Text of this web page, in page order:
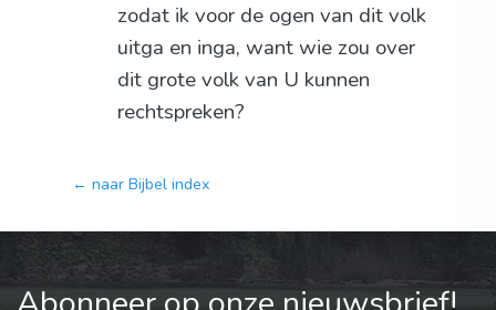
zodat ik voor de ogen van dit volk
uitga en inga, want wie zou over
dit grote volk van U kunnen
rechtspreken?
← naar Bijbel index